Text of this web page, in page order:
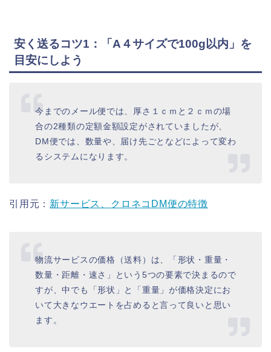
安く送るコツ1：「A４サイズで100g以内」を
目安にしよう
今までのメール便では、厚さ１ｃｍと２ｃｍの場
合の2種類の定額金額設定がされていましたが、
DM便では、数量や、届け先ごとなどによって変わ
るシステムになります。
引用元： 新サービス、クロネコDM便の特徴
物流サービスの価格（送料）は、「形状・重量・
数量・距離・速さ」という5つの要素で決まるので
すが、中でも「形状」と「重量」が価格決定にお
いて大きなウエートを占めると言って良いと思い
ます。